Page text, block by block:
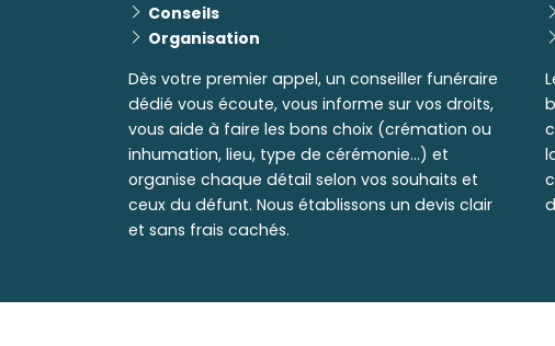
Conseils
Organisation
Dès votre premier appel, un conseiller funéraire
dédié vous écoute, vous informe sur vos droits,
vous aide à faire les bons choix (crémation ou
inhumation, lieu, type de cérémonie...) et
organise chaque détail selon vos souhaits et
ceux du défunt. Nous établissons un devis clair
et sans frais cachés.